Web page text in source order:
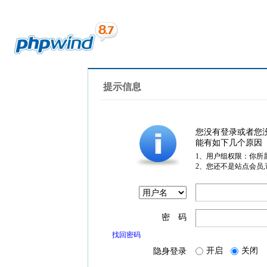
提示信息
您没有登录或者您
能有如下几个原因
1、用户组权限：你所
2、您还不是站点会员
密 码
找回密码
隐身登录 开启 关闭